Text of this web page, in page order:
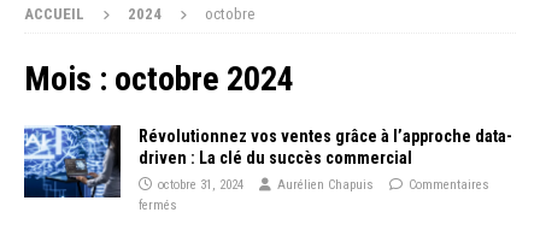
ACCUEIL 2024 octobre
Mois : octobre 2024
Révolutionnez vos ventes grâce à l’approche data-
driven : La clé du succès commercial
octobre 31, 2024 Aurélien Chapuis
Commentaires
fermés